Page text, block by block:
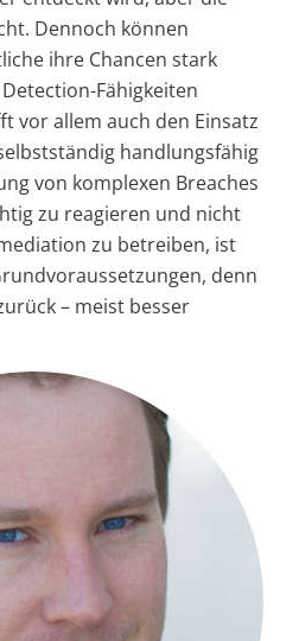
Dennoch können
ihre Chancen stark
Fähigkeiten
vor allem auch den Einsatz
handlungsfähig
von komplexen Breaches
zu reagieren und nicht
zu betreiben, ist
denn
– meist besser